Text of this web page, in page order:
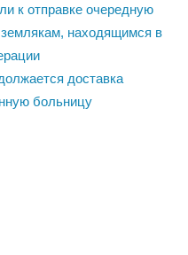
к отправке очередную
находящимся в
доставка
больницу